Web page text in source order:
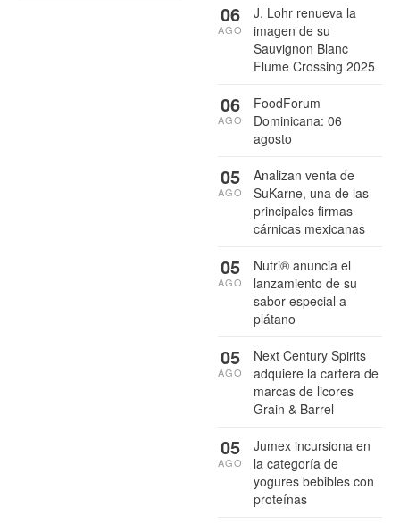
J. Lohr renueva la
imagen de su
Sauvignon Blanc
Flume Crossing 2025
06
AGO
FoodForum
Dominicana: 06
agosto
06
AGO
Analizan venta de
SuKarne, una de las
principales firmas
cárnicas mexicanas
05
AGO
Nutri® anuncia el
lanzamiento de su
sabor especial a
plátano
05
AGO
Next Century Spirits
adquiere la cartera de
marcas de licores
Grain & Barrel
05
AGO
Jumex incursiona en
la categoría de
yogures bebibles con
proteínas
05
AGO